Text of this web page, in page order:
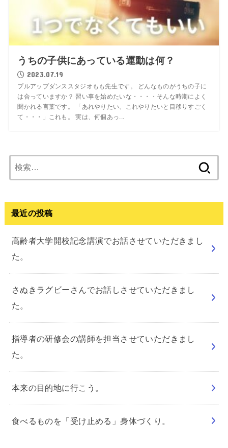
うちの子供にあっている運動は何？
2023.07.19
プルアップダンススタジオもも先生です。 どんなものがうちの子に
は合っていますか？ 習い事を始めたいな・・・・そんな時期によく
聞かれる言葉です。 「あれやりたい、これやりたいと目移りすごく
て・・・」これも。 実は、何個あっ...
索:
最近の投稿
高齢者大学開校記念講演でお話させていただきまし
た。
さぬきラグビーさんでお話しさせていただきまし
た。
指導者の研修会の講師を担当させていただきまし
た。
本来の目的地に行こう。
食べるものを「受け止める」身体づくり。